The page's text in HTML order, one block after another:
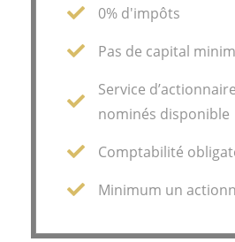
0% d'impôts
Pas de capital
Service
nominés disponible
Comptabilité
Minimum un